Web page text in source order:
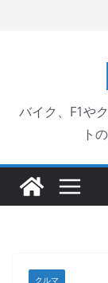
バイク、F1や
ト
クルマ